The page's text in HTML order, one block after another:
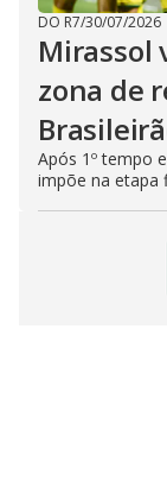
DO R7/30/07/2026
Mirassol
zona de
Após 1º tempo
impõe na etapa